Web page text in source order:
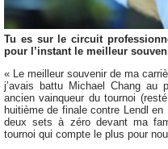
Tu es sur le circuit
pour l’instant le meilleur
« Le meilleur souvenir de ma
j’avais battu Michael Chang au
ancien vainqueur du tournoi
huitième de finale contre Lendl
deux sets à zéro devant ma
tournoi qui compte le plus pour